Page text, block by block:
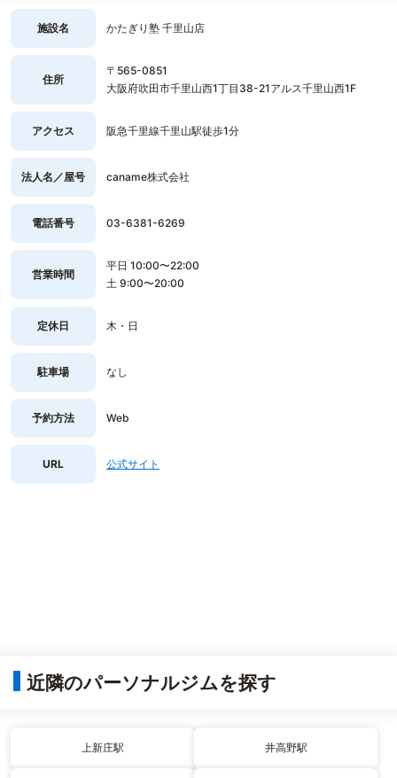
施設名 かたぎり塾 千里山店
住所
〒565-0851
大阪府吹田市千里山西1丁目38-21アルス千里山西1F
アクセス 阪急千里線千里山駅徒歩1分
法人名／屋号 caname株式会社
電話番号 03-6381-6269
営業時間
平日 10:00〜22:00
土 9:00〜20:00
定休日 木・日
駐車場 なし
予約方法 Web
URL 公式サイト
近隣のパーソナルジムを探す
上新庄駅 井高野駅